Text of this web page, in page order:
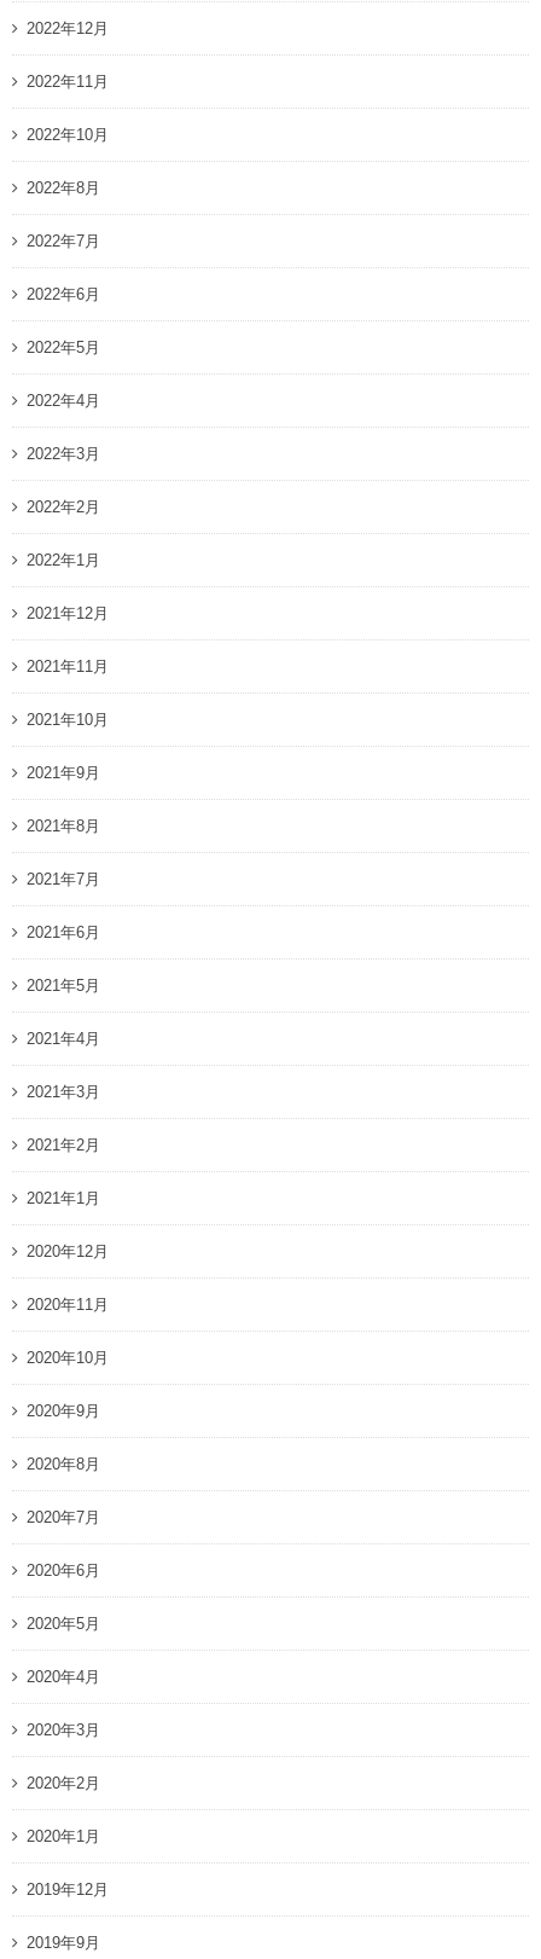
2022年12月
2022年11月
2022年10月
2022年8月
2022年7月
2022年6月
2022年5月
2022年4月
2022年3月
2022年2月
2022年1月
2021年12月
2021年11月
2021年10月
2021年9月
2021年8月
2021年7月
2021年6月
2021年5月
2021年4月
2021年3月
2021年2月
2021年1月
2020年12月
2020年11月
2020年10月
2020年9月
2020年8月
2020年7月
2020年6月
2020年5月
2020年4月
2020年3月
2020年2月
2020年1月
2019年12月
2019年9月